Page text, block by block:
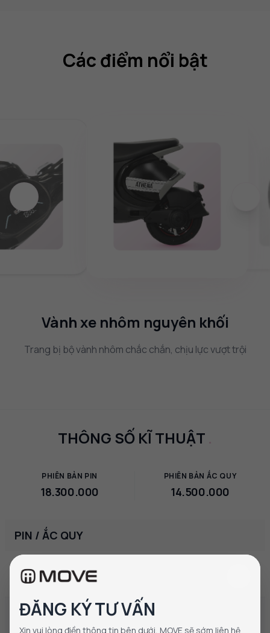
Các điểm nổi bật
Vành xe nhôm nguyên khối
Trang bị bộ vành nhôm chắc chắn, chịu lực vượt trội
THÔNG SỐ KĨ THUẬT .
PHIÊN BẢN PIN
18.300.000
PHIÊN BẢN ẮC QUY
14.500.000
PIN / ẮC QUY
Pin LFP
DUNG LƯỢNG PIN / ẮC QUY
1.3 Kw 48V20AH
ĐĂNG KÝ TƯ VẤN
Xin vui lòng điền thông tin bên dưới, MOVE sẽ sớm liên hệ